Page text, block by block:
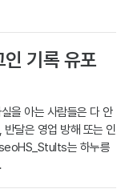
기록 유포
을 아는 사람들은 다 안
달은 영업 방해 또는 인
는 하누릉